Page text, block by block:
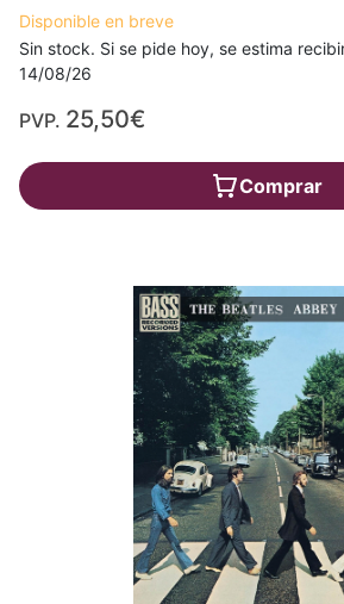
Disponible en breve
Sin stock. Si se pide hoy, se estima
14/08/26
PVP. 25,50€
Comprar